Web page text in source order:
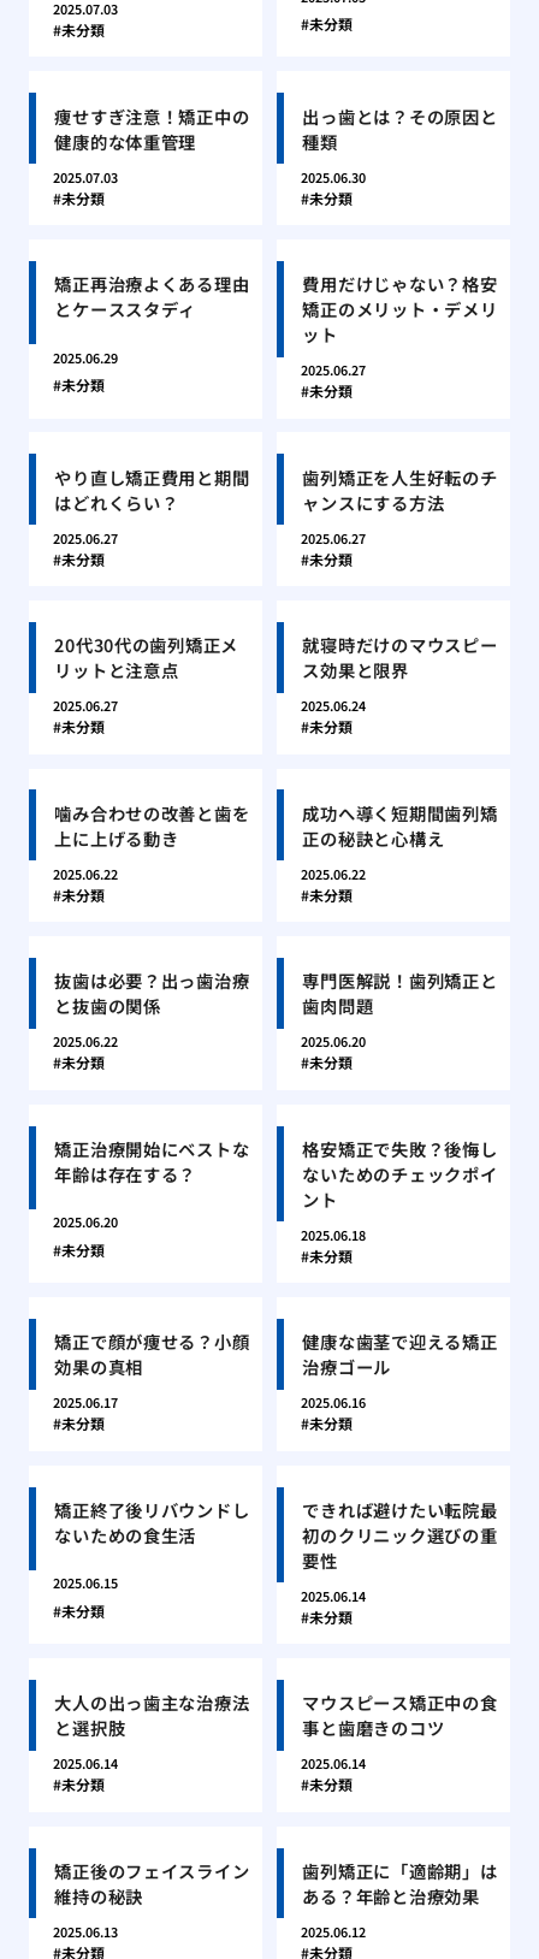
2025.07.03
未分類 未分類
痩せすぎ注意！矯正中の
健康的な体重管理
2025.07.03
未分類
出っ歯とは？その原因と
種類
2025.06.30
未分類
矯正再治療よくある理由
とケーススタディ
2025.06.29
未分類
費用だけじゃない？格安
矯正のメリット・デメリ
ット
2025.06.27
未分類
やり直し矯正費用と期間
はどれくらい？
2025.06.27
未分類
歯列矯正を人生好転のチ
ャンスにする方法
2025.06.27
未分類
20代30代の歯列矯正メ
リットと注意点
2025.06.27
未分類
就寝時だけのマウスピー
ス効果と限界
2025.06.24
未分類
噛み合わせの改善と歯を
上に上げる動き
2025.06.22
未分類
成功へ導く短期間歯列矯
正の秘訣と心構え
2025.06.22
未分類
抜歯は必要？出っ歯治療
と抜歯の関係
2025.06.22
未分類
専門医解説！歯列矯正と
歯肉問題
2025.06.20
未分類
矯正治療開始にベストな
年齢は存在する？
2025.06.20
未分類
格安矯正で失敗？後悔し
ないためのチェックポイ
ント
2025.06.18
未分類
矯正で顔が痩せる？小顔
効果の真相
2025.06.17
未分類
健康な歯茎で迎える矯正
治療ゴール
2025.06.16
未分類
矯正終了後リバウンドし
ないための食生活
2025.06.15
未分類
できれば避けたい転院最
初のクリニック選びの重
要性
2025.06.14
未分類
大人の出っ歯主な治療法
と選択肢
2025.06.14
未分類
マウスピース矯正中の食
事と歯磨きのコツ
2025.06.14
未分類
矯正後のフェイスライン
維持の秘訣
2025.06.13
未分類
歯列矯正に「適齢期」は
ある？年齢と治療効果
2025.06.12
未分類